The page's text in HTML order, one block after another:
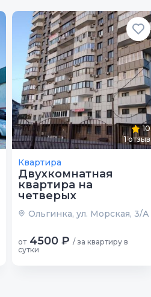
10
1отзыв
Квартира
Двухкомнатная
квартира на
четверых
Ольгинка, ул. Морская, 3/А
от 4500 ₽ / за квартиру в
сутки